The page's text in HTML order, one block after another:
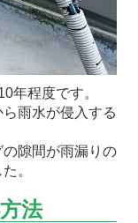
年程度です。
雨水が侵入する
隙間が雨漏りの
。
法